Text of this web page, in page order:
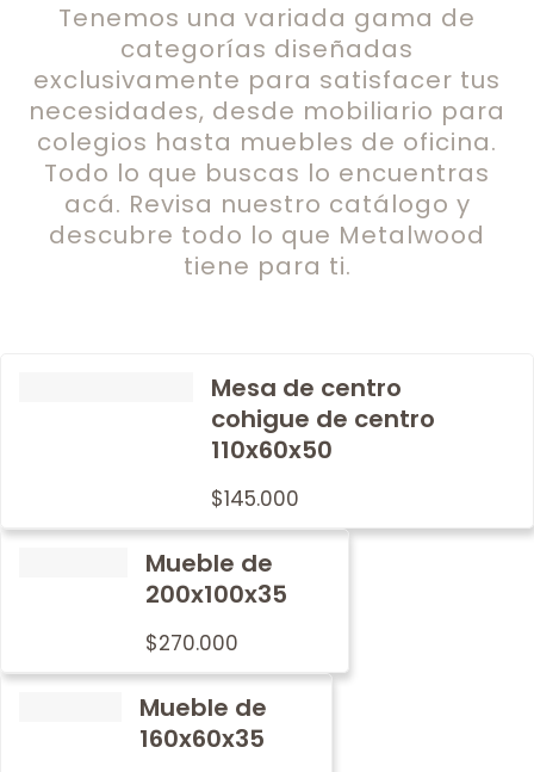
Tenemos una variada gama de
categorías diseñadas
exclusivamente para satisfacer tus
necesidades, desde mobiliario para
colegios hasta muebles de oficina.
Todo lo que buscas lo encuentras
acá. Revisa nuestro catálogo y
descubre todo lo que Metalwood
tiene para ti.
Mesa de centro
cohigue de centro
110x60x50
$145.000
Mueble de
200x100x35
$270.000
Mueble de
160x60x35